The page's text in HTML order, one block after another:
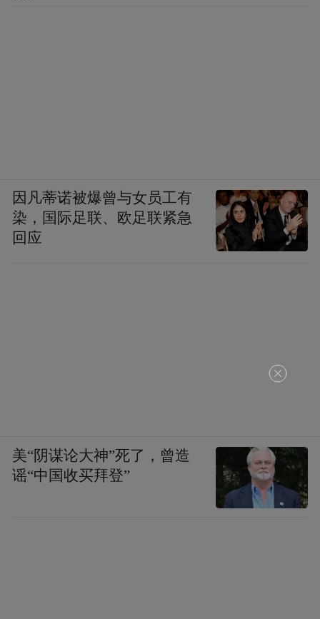
因凡蒂诺被爆曾与女员工有
染，国际足联、欧足联紧急
回应
美“阴谋论大神”死了，曾造
谣“中国收买拜登”